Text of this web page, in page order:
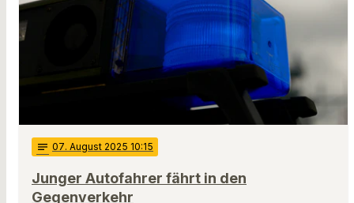
notes 07. August 2025 10:15
Junger Autofahrer fährt in den
Gegenverkehr